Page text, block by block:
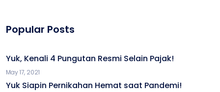
Popular Posts
Yuk, Kenali 4 Pungutan Resmi Selain Pajak!
May 17, 2021
Yuk Siapin Pernikahan Hemat saat Pandemi!